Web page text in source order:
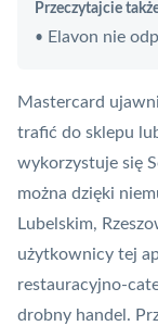
Przeczytajcie
• Elavon nie
Mastercard
trafić do sklepu
wykorzystuje się
można dzięki
Lubelskim,
użytkownicy tej
restauracyjno-
drobny handel.